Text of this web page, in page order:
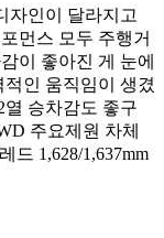
주
행
거
리
502km,
풀
옵
영
상
시
승
기]
제
네
자인이 달라지고
먼스 모두 주행거
이 좋아진 게 눈에
인 움직임이 생겼
승차감도 좋구
주요제원 차체
드 1,628/1,637mm